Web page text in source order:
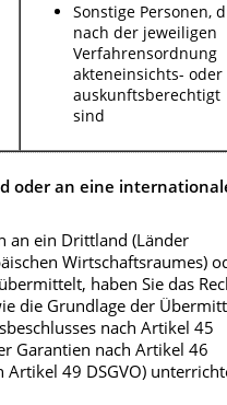
Sonstige Personen,
nach der jeweiligen
Verfahrensordnung
akteneinsichts- oder
auskunftsberechtigt
sind
oder an eine
an ein Drittland (Länder
Wirtschaftsraumes)
haben Sie das
die Grundlage der
nach Artikel 45
Garantien nach Artikel 46
Artikel 49 DSGVO)